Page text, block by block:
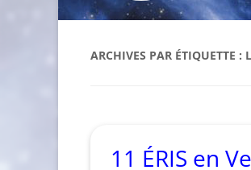
ARCHIVES PAR ÉTIQUETTE :
11 ÉRIS en